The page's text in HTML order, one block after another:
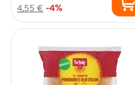
4,55 €-4%